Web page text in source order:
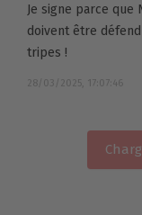
Je signe parce que
doivent être
tripes !
28/03/2025, 17:07:46